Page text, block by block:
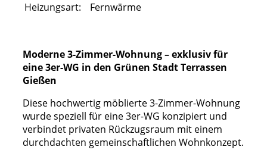
Heizungsart:
Fernwärme
Moderne 3-Zimmer-Wohnung – exklusiv für
eine 3er-WG in den Grünen Stadt Terrassen
Gießen
Diese hochwertig möblierte 3-Zimmer-Wohnung
wurde speziell für eine 3er-WG konzipiert und
verbindet privaten Rückzugsraum mit einem
durchdachten gemeinschaftlichen Wohnkonzept.